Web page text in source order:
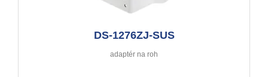
DS-1276ZJ-SUS
adaptér na roh